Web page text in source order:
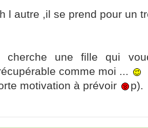
l autre ,il se prend pour un
cherche une fille qui
comme moi ...
motivation à prévoir
p).